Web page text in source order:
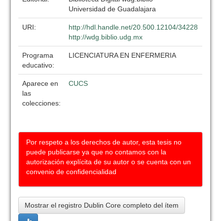
Universidad de Guadalajara
URI:
http://hdl.handle.net/20.500.12104/34228
http://wdg.biblio.udg.mx
Programa
educativo:
LICENCIATURA EN ENFERMERIA
Aparece en
las
colecciones:
CUCS
Por respeto a los derechos de autor, esta tesis no
puede publicarse ya que no contamos con la
autorización explícita de su autor o se cuenta con un
convenio de confidencialidad
Mostrar el registro Dublin Core completo del ítem